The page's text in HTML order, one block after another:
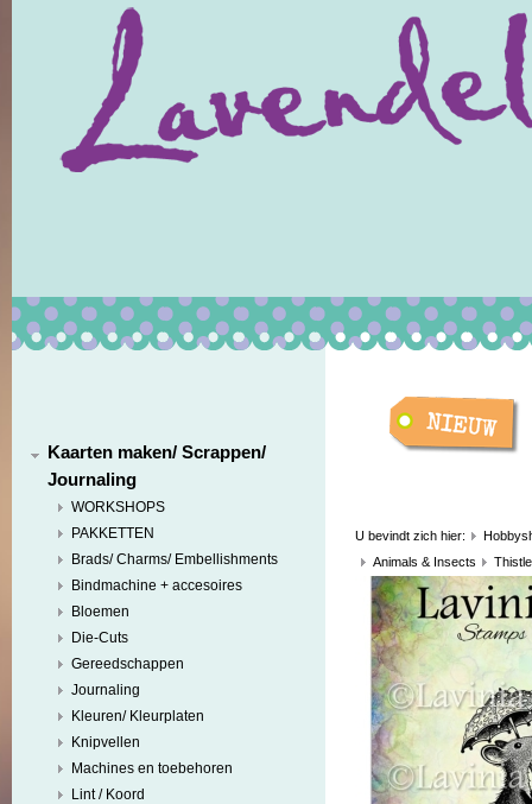
Kaarten maken/ Scrappen/
Journaling
WORKSHOPS
PAKKETTEN
Brads/ Charms/ Embellishments
Bindmachine + accesoires
Bloemen
Die-Cuts
Gereedschappen
Journaling
Kleuren/ Kleurplaten
Knipvellen
Machines en toebehoren
Lint / Koord
U bevindt zich hier:
Animals & Insects